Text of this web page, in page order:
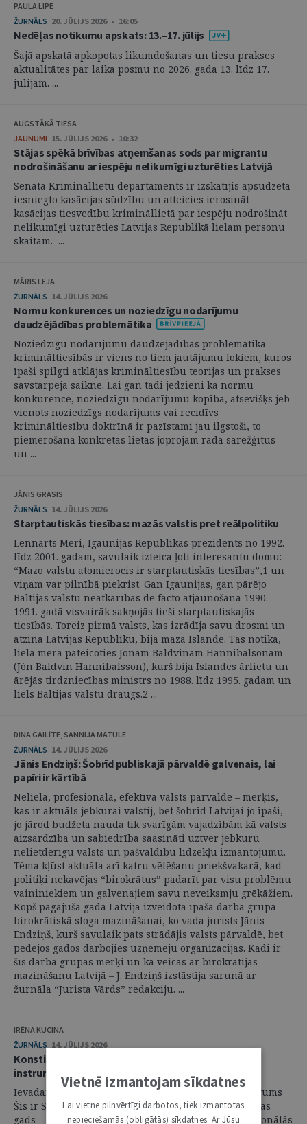
PAULA LIPE
ŽURNĀLS 20. JŪLIJS 2026 • 16:05
Nedēļas notikumu apskats: 13.–17. jūlijs
Šajā apskatā apkopotas likumdošanas un tiesu prakses
aktualitātes par laika posmu no 2026. gada 13. līdz 17.
jūlijam. ...
AUGSTĀKĀ TIESA
JAUNUMI 15. JŪLIJS 2026 • 10:32
Stājas spēkā brīvības atņemšanas sods par migrantu
nodrošināšanu ar iespēju nelikumīgi uzturēties Latvijā
Senāta Krimināllietu departaments ir izskatījis apsūdzētā
iesniegto kasācijas sūdzību un atteicies ierosināt
kasācijas tiesvedību krimināllietā par iespēju nodrošināt
nelikumīgi uzturēties Latvijas Republikā lielam personu
skaitam. ...
MĀRIS LEJA
ŽURNĀLS 14. JŪLIJS 2026
Normu konkurences un noziedzīgu nodarījumu
daudzējādības problemātika
Noziedzīgu nodarījumu daudzējādības problemātika
krimināltiesībās ir viens no tiem jautājumu lokiem, kuros
īpaši spilgti atklājas krimināltiesību teorijas un prakses
savstarpējā saikne. Lai gan tādi jēdzieni kā normu
konkurence, noziedzīgu nodarījumu kopība, atsevišķs jeb
vienots noziedzīgs nodarījums vai recidīvs
krimināltiesību doktrīnā ir pazīstami jau ilgstoši, to
piemērošana konkrētās lietās joprojām rada sarežģītus
un ...
JĀNIS GRASIS
ŽURNĀLS 14. JŪLIJS 2026
Starptautiskās tiesības: mazās valstis pret reālpolitiku
Lennarts Meri, Igaunijas Republikas prezidents no 1992.
līdz 2001. gadam, savulaik izteica ļoti interesantu domu:
“Mazo valstu atomierocis ir starptautiskās tiesības”,1 un
viņam var pilnībā piekrist. Gan Igaunijas, gan pārējo
Baltijas valstu neatkarības de facto atjaunošana 1990.–
1991. gadā visvairāk sakņojās tieši starptautiskajās
tiesībās. Toreiz pirmā valsts, kas izrādīja savu drosmi un
atzina Latvijas Republiku, bija mazā Islande. Tas notika,
lielā mērā pateicoties Jonam Baldvinam Hannibalsonam
(Jón Baldvin Hannibalsson), kurš bija Islandes ārlietu un
ārējās tirdzniecības ministrs no 1988. līdz 1995. gadam un
liels Baltijas valstu draugs.2 ...
DINA GAILĪTE, SANNIJA MATULE
ŽURNĀLS 14. JŪLIJS 2026
Jānis Endziņš: Šobrīd publiskajā pārvaldē galvenais, lai
papīri ir kārtībā
Neliela, profesionāla, efektīva valsts pārvalde – mērķis,
kas ir aktuāls jebkurai valstij, bet šobrīd Latvijai jo īpaši,
jo jārod budžeta nauda tik svarīgām vajadzībām kā valsts
aizsardzība un sabiedrība saasināti uztver jebkuru
nelietderīgu valsts un pašvaldību līdzekļu izmantojumu.
Tēma kļūst aktuāla arī katru vēlēšanu priekšvakarā, kad
politiķi nekavējas “birokrātus” padarīt par visu problēmu
vaininiekiem un galvenajiem savu neveiksmju grēkāžiem.
Kopš pagājušā gada Latvijā izveidota īpaša darba grupa
birokrātiskā sloga mazināšanai, ko vada jurists Jānis
Endziņš, kurš savulaik pats strādājis valsts pārvaldē, bet
pēdējos gados darbojies uzņēmēju organizācijās. Kādi ir
šīs darba grupas mērķi un kā veicas ar birokrātijas
mazināšanu Latvijā – J. Endziņš izstāstīja sarunā ar
žurnāla “Jurista Vārds” redakciju. ...
IRĒNA KUCINA
ŽURNĀLS 14. JŪLIJS 2026
Konstitucionālās sūdzības 25 gadi – ilgtspējīgs
instruments, kas mainīja Latviju
Ievadam – konstitucionālās sūdzības ieviešanas devums
Šis ir Satversmes tiesas dibināšanas 30 gadu jubilejas
gads – laiks, kad īpaši skaidri apzināmies konstitucionālās
Vietnē izmantojam sīkdatnes
Lai vietne pilnvērtīgi darbotos, tiek izmantotas
nepieciešamās (obligātās) sīkdatnes. Ar Jūsu